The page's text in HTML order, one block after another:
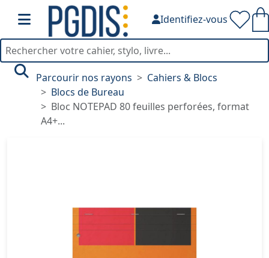
Identifiez-vous
Parcourir nos rayons
Cahiers & Blocs
Blocs de Bureau
Bloc NOTEPAD 80 feuilles perforées, format
A4+...